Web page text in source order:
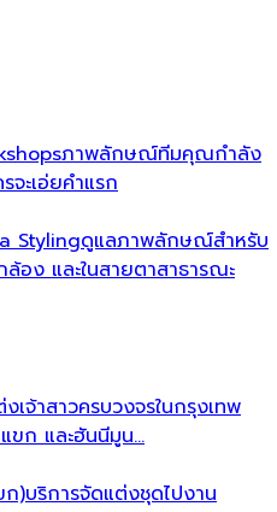
ภาพลักษณ์ทีมคุณกำลัง
จะเอ่ยคำแรก
Stylingดูแลภาพลักษณ์สำหรับ
อง และในสายตาสาธารณะ
เจ้าสาวครบวงจรในกรุงเทพ
ขก และฮันนีมูน…
ก)บริการจัดแต่งชุดไปงาน